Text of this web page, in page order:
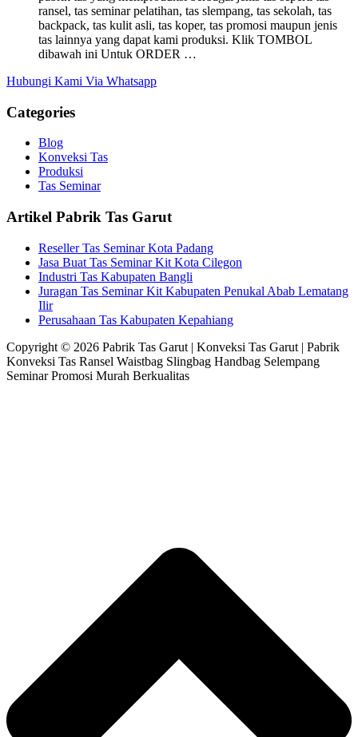
ransel, tas seminar pelatihan, tas slempang, tas sekolah, tas
backpack, tas kulit asli, tas koper, tas promosi maupun jenis
tas lainnya yang dapat kami produksi. Klik TOMBOL
dibawah ini Untuk ORDER …
Hubungi Kami Via Whatsapp
Categories
Blog
Konveksi Tas
Produksi
Tas Seminar
Artikel Pabrik Tas Garut
Reseller Tas Seminar Kota Padang
Jasa Buat Tas Seminar Kit Kota Cilegon
Industri Tas Kabupaten Bangli
Juragan Tas Seminar Kit Kabupaten Penukal Abab Lematang
Ilir
Perusahaan Tas Kabupaten Kepahiang
Copyright © 2026 Pabrik Tas Garut | Konveksi Tas Garut | Pabrik
Konveksi Tas Ransel Waistbag Slingbag Handbag Selempang
Seminar Promosi Murah Berkualitas